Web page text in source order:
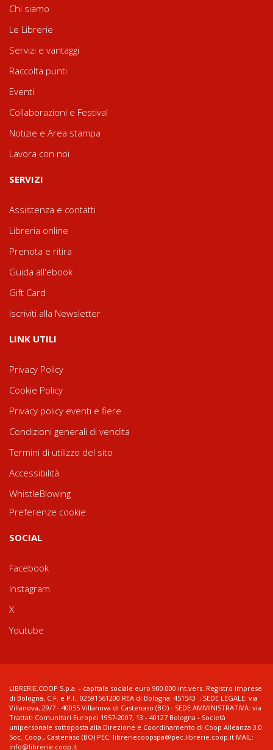
Chi siamo
Le Librerie
Servizi e vantaggi
Raccolta punti
Eventi
Collaborazioni e Festival
Notizie e Area stampa
Lavora con noi
SERVIZI
Assistenza e contatti
Libreria online
Prenota e ritira
Guida all'ebook
Gift Card
Iscriviti alla Newsletter
LINK UTILI
Privacy Policy
Cookie Policy
Privacy policy eventi e fiere
Condizioni generali di vendita
Termini di utilizzo del sito
Accessibilità
WhistleBlowing
Preferenze cookie
SOCIAL
Facebook
Instagram
X
Youtube
LIBRERIE.COOP S.p.a. - capitale sociale euro 900.000 int.vers. Registro imprese
di Bologna, C.F. e P.I.: 02591561200 REA di Bologna: 451543 ; SEDE LEGALE: via
Villanova, 29/7 - 40055 Villanova di Castenaso (BO) - SEDE AMMINISTRATIVA: via
Trattati Comunitari Europei 1957-2007, 13 - 40127 Bologna - Società
unipersonale sottoposta alla Direzione e Coordinamento di Coop Alleanza 3.0
Soc. Coop., Castenaso (BO) PEC: libreriecoopspa@pec.librerie.coop.it MAIL:
info@librerie.coop.it